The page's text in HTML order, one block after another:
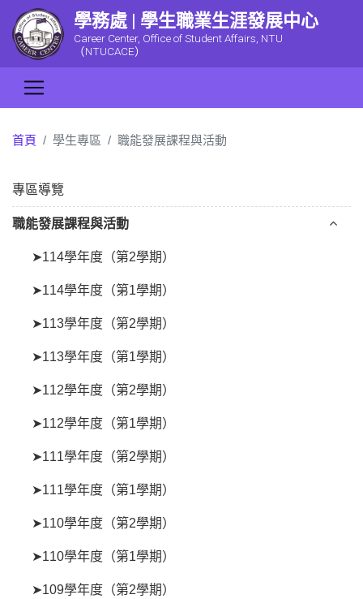
學務處 | 學生職業生涯發展中心
Career Center, Office of Student Affairs, NTU
（NTUCACE）
首頁 學生專區 職能發展課程與活動
專區導覽
職能發展課程與活動
➤114學年度（第2學期）
➤114學年度（第1學期）
➤113學年度（第2學期）
➤113學年度（第1學期）
➤112學年度（第2學期）
➤112學年度（第1學期）
➤111學年度（第2學期）
➤111學年度（第1學期）
➤110學年度（第2學期）
➤110學年度（第1學期）
➤109學年度（第2學期）